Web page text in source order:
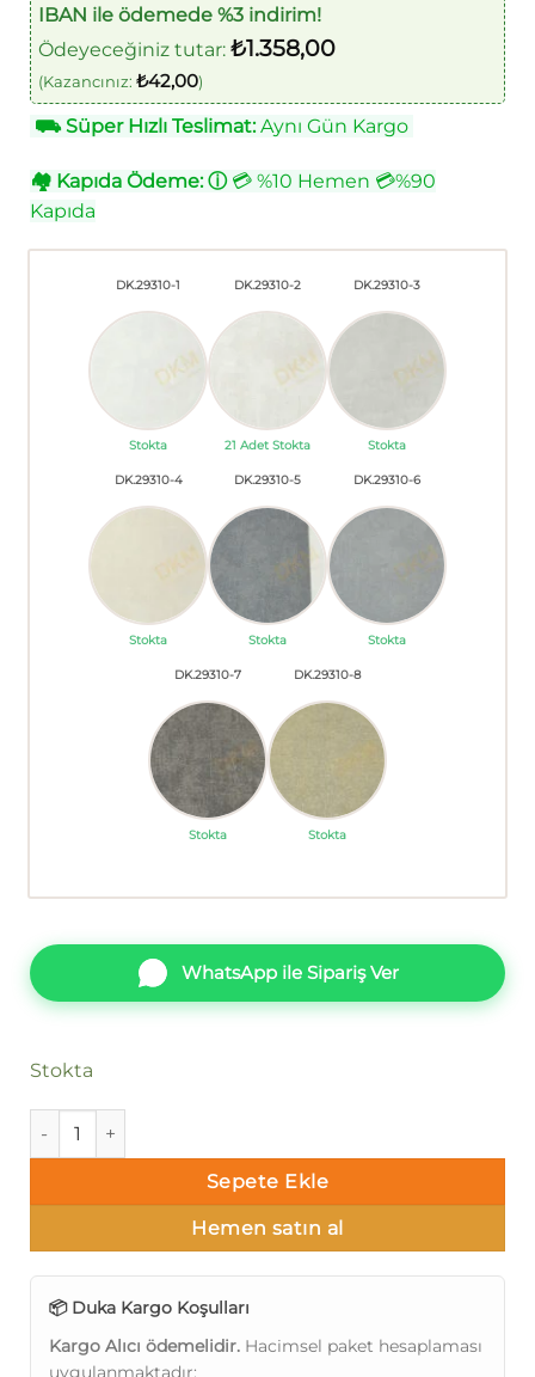
IBAN ile ödemede %3 indirim!
Ödeyeceğiniz tutar: ₺1.358,00
(Kazancınız: ₺42,00)
⛟Süper Hızlı Teslimat:Aynı Gün Kargo
🏘 Kapıda Ödeme: ⓘ💳 %10 Hemen 💳%90
Kapıda
DK.29310-1
Stokta
DK.29310-2
21 Adet Stokta
DK.29310-3
Stokta
DK.29310-4
Stokta
DK.29310-5
Stokta
DK.29310-6
Stokta
DK.29310-7
Stokta
DK.29310-8
Stokta
WhatsApp ile Sipariş Ver
Stokta
Duka Loft dk.29310-1 adet
Sepete Ekle
Hemen satın al
📦 Duka Kargo Koşulları
Kargo Alıcı ödemelidir. Hacimsel paket hesaplaması
uygulanmaktadır: